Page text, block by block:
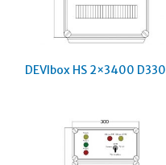
DEVIbox HS 2×3400 D330